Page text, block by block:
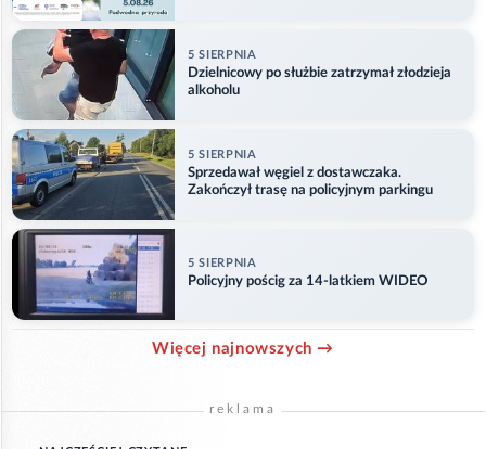
5 SIERPNIA
Dzielnicowy po służbie zatrzymał złodzieja
alkoholu
5 SIERPNIA
Sprzedawał węgiel z dostawczaka.
Zakończył trasę na policyjnym parkingu
5 SIERPNIA
Policyjny pościg za 14-latkiem WIDEO
Więcej najnowszych →
reklama